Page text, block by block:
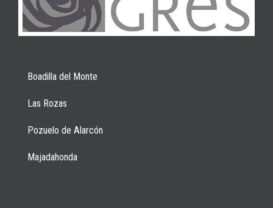
Boadilla del Monte
Las Rozas
Pozuelo de Alarcón
Majadahonda